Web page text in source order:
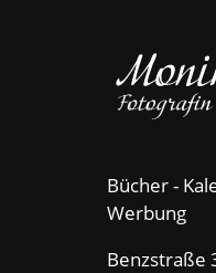
Bücher -
Werbung
Benzstraße